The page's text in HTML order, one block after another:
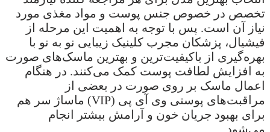
تخصص در خصوص جنس پوست و مواد مغذی مورد
نیاز آن است. پس با توجه به اهمیت این مرحله از
فیشیال، پزشکان مجرب کلینیک زیبایی نو به نو با
بهره‌گیری از باکیفیت‌ترین و بهترین ماسک‌های صورت
به افزایش لطافت پوست کمک می‌کنند. در هنگام
اعمال ماسک بر روی صورت در بعضی از
مراقبت‌های پوستی وی آی پی (VIP) ماساژ سر هم
برای بهبود جریان خون و آرامش بیشتر انجام
می‌شود.